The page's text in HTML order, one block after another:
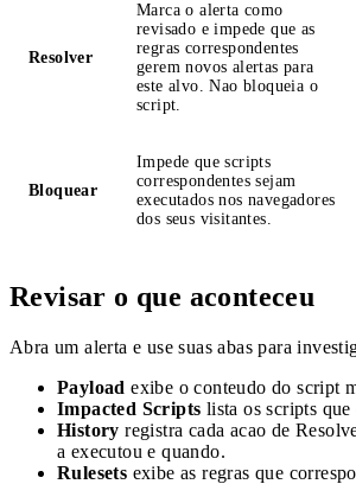
Resolver
Marca o alerta como
revisado e impede que as
regras correspondentes
gerem novos alertas para
este alvo. Nao bloqueia o
script.
Bloquear
Impede que scripts
correspondentes sejam
executados nos navegadores
dos seus visitantes.
Revisar o que aconteceu
Abra um alerta e use suas abas para
Payload exibe o conteudo do script
Impacted Scripts lista os scripts
History registra cada acao de
a executou e quando.
Rulesets exibe as regras que